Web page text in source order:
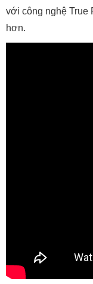
với công nghệ True
hơn.